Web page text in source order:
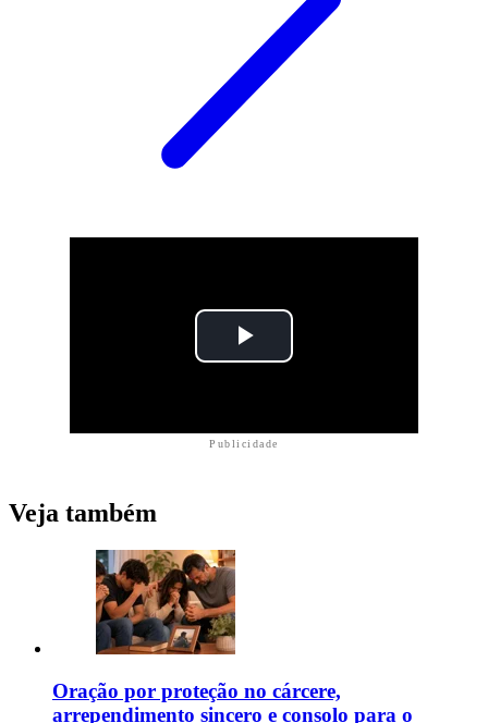
Publicidade
Veja também
Oração por proteção no cárcere,
arrependimento sincero e consolo para o